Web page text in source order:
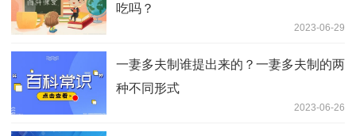
吃吗？
2023-06-29
一妻多夫制谁提出来的？一妻多夫制的两
种不同形式
2023-06-26